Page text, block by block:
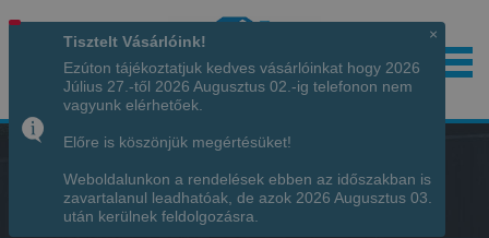
Hívjon minket!+36 70 7342034
LEMEZGARÁZS GRAFIT SZÍNBEN 2X7 -
HÁTRA LEJTŐ TETŐ, BILLENŐKAPU
×
Tisztelt Vásárlóink!
Ezúton tájékoztatjuk kedves vásárlóinkat hogy 2026
Július 27.-től 2026 Augusztus 02.-ig telefonon nem
vagyunk elérhetőek.
Előre is köszönjük megértésüket!
Weboldalunkon a rendelések ebben az időszakban is
zavartalanul leadhatóak, de azok 2026 Augusztus 03.
után kerülnek feldolgozásra.